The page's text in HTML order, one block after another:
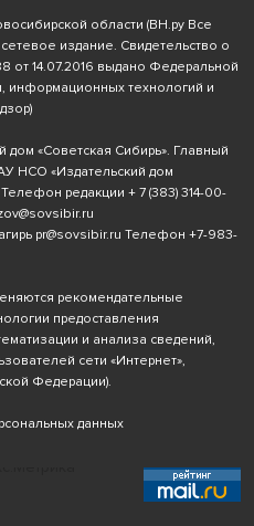
области (ВН.ру Все
издание. Свидетельство о
14.07.2016 выдано Федеральной
информационных технологий и
«Советская Сибирь». Главный
НСО «Издательский дом
редакции + 7 (383) 314-00-
pr@sovsibir.ru Телефон +7-983-
рекомендательные
предоставления
и анализа сведений,
сети «Интернет»,
Федерации).
данных